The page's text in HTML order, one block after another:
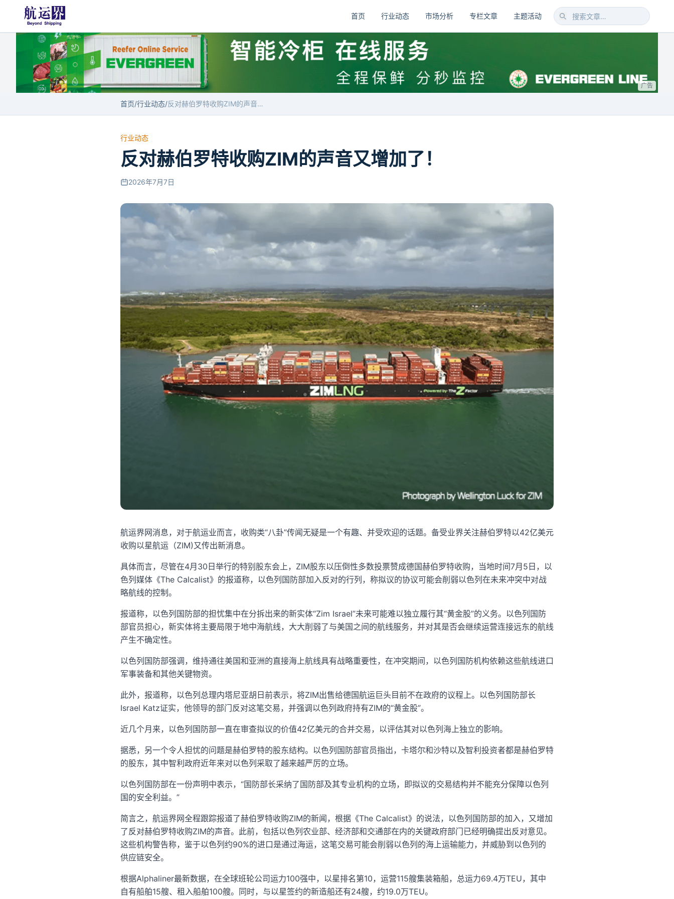
首页 行业动态 市场分析 专栏文章 主题活动
广告
首页/行业动态/ 反对赫伯罗特收购ZIM的声音又增加了！
行业动态
反对赫伯罗特收购ZIM的声音又增加了！
2026年7月7日
航运界网消息，对于航运业而言，收购类“八卦”传闻无疑是一个有趣、并受欢迎的话题。备受业界关注赫伯罗特以42亿美元
收购以星航运（ZIM)又传出新消息。
具体而言，尽管在4月30日举行的特别股东会上，ZIM股东以压倒性多数投票赞成德国赫伯罗特收购，当地时间7月5日，以
色列媒体《The Calcalist》的报道称，以色列国防部加入反对的行列，称拟议的协议可能会削弱以色列在未来冲突中对战
略航线的控制。
报道称，以色列国防部的担忧集中在分拆出来的新实体“Zim Israel”未来可能难以独立履行其“黄金股”的义务。以色列国防
部官员担心，新实体将主要局限于地中海航线，大大削弱了与美国之间的航线服务，并对其是否会继续运营连接远东的航线
产生不确定性。
以色列国防部强调，维持通往美国和亚洲的直接海上航线具有战略重要性，在冲突期间，以色列国防机构依赖这些航线进口
军事装备和其他关键物资。
此外，报道称，以色列总理内塔尼亚胡日前表示，将ZIM出售给德国航运巨头目前不在政府的议程上。以色列国防部长
Israel Katz证实，他领导的部门反对这笔交易，并强调以色列政府持有ZIM的“黄金股”。
近几个月来，以色列国防部一直在审查拟议的价值42亿美元的合并交易，以评估其对以色列海上独立的影响。
据悉，另一个令人担忧的问题是赫伯罗特的股东结构。以色列国防部官员指出，卡塔尔和沙特以及智利投资者都是赫伯罗特
的股东，其中智利政府近年来对以色列采取了越来越严厉的立场。
以色列国防部在一份声明中表示，“国防部长采纳了国防部及其专业机构的立场，即拟议的交易结构并不能充分保障以色列
国的安全利益。”
简言之，航运界网全程跟踪报道了赫伯罗特收购ZIM的新闻，根据《The Calcalist》的说法，以色列国防部的加入，又增加
了反对赫伯罗特收购ZIM的声音。此前，包括以色列农业部、经济部和交通部在内的关键政府部门已经明确提出反对意见。
这些机构警告称，鉴于以色列约90%的进口是通过海运，这笔交易可能会削弱以色列的海上运输能力，并威胁到以色列的
供应链安全。
根据Alphaliner最新数据，在全球班轮公司运力100强中，以星排名第10，运营115艘集装箱船，总运力69.4万TEU，其中
自有船舶15艘、租入船舶100艘。同时，与以星签约的新造船还有24艘，约19.0万TEU。